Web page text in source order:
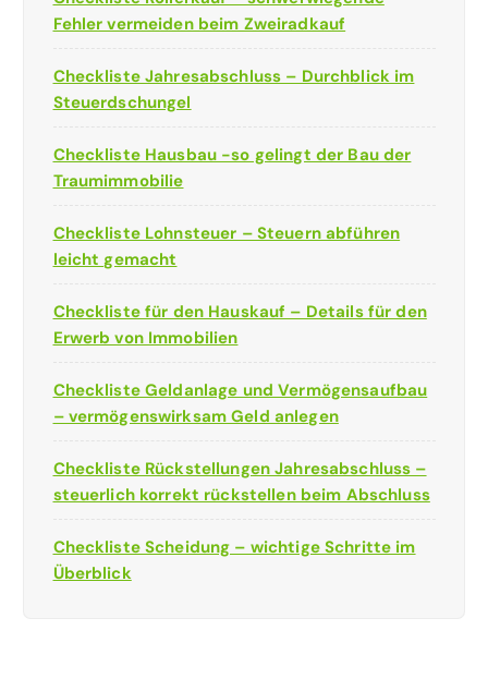
Fehler vermeiden beim Zweiradkauf
Checkliste Jahresabschluss – Durchblick im
Steuerdschungel
Checkliste Hausbau -so gelingt der Bau der
Traumimmobilie
Checkliste Lohnsteuer – Steuern abführen
leicht gemacht
Checkliste für den Hauskauf – Details für den
Erwerb von Immobilien
Checkliste Geldanlage und Vermögensaufbau
– vermögenswirksam Geld anlegen
Checkliste Rückstellungen Jahresabschluss –
steuerlich korrekt rückstellen beim Abschluss
Checkliste Scheidung – wichtige Schritte im
Überblick